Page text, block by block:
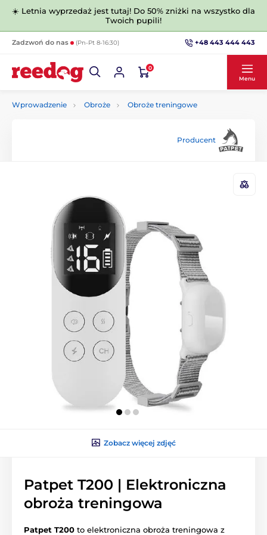
☀️ Letnia wyprzedaż jest tutaj! Do 50% zniżki na wszystko dla
Twoich pupili!
Zadzwoń do nas (Pn-Pt 8-16:30) +48 443 444 443
0
Menu
Wprowadzenie Obroże Obroże treningowe
Producent
Zobacz więcej zdjęć
Patpet T200 | Elektroniczna
obroża treningowa
Patpet T200 to elektroniczna obroża treningowa z